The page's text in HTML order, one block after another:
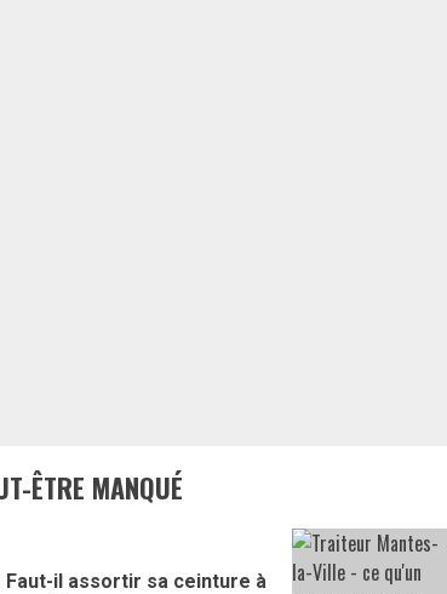
ÊTRE MANQUÉ
Faut-il assortir sa ceinture à